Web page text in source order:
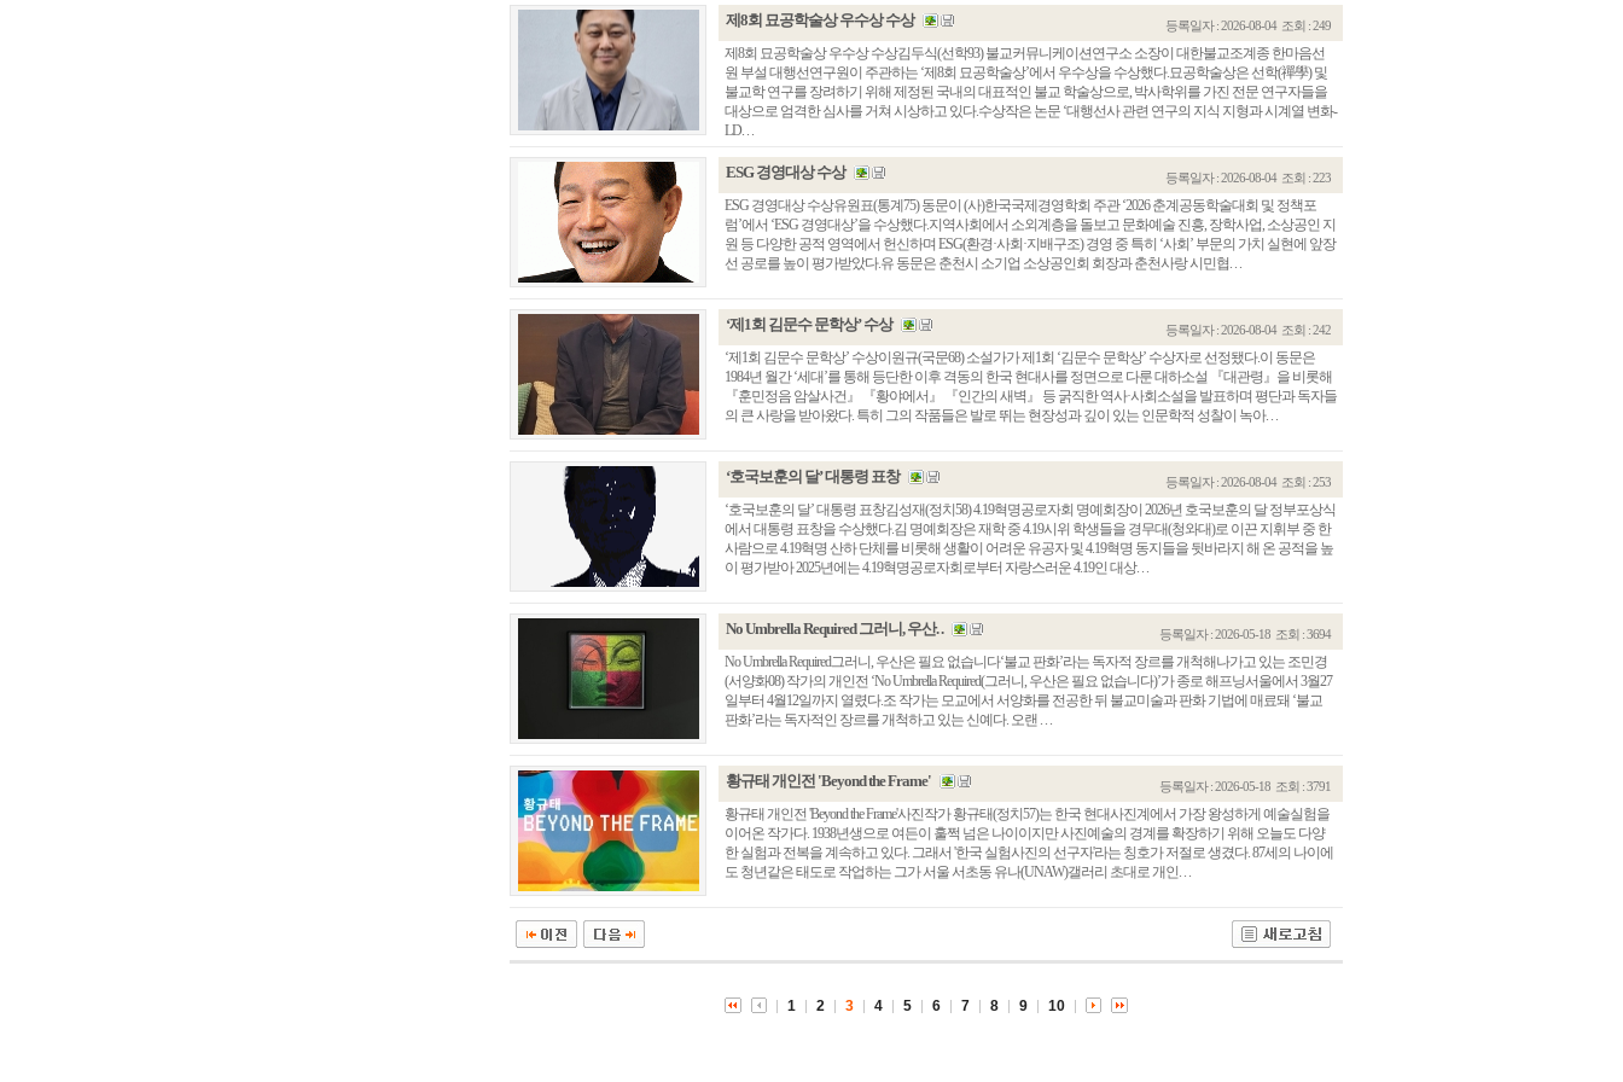
총동창회 소식
모교 소식
동창회보
영상갤러리
동문동정
동국의 창
이달의 시
회관건립기금 기부자
장학발전기금 기부자
공지사항
연락처 수정
동국의료원 혜택
제8회 묘공학술상 우수상 수상 등록일자 : 2026-08-04 조회 : 249
제8회 묘공학술상 우수상 수상김두식(선학93) 불교커뮤니케이션연구소 소장이 대한불교조계종 한마음선
원 부설 대행선연구원이 주관하는 ‘제8회 묘공학술상’에서 우수상을 수상했다.묘공학술상은 선학(禪學) 및
불교학 연구를 장려하기 위해 제정된 국내의 대표적인 불교 학술상으로, 박사학위를 가진 전문 연구자들을
대상으로 엄격한 심사를 거쳐 시상하고 있다.수상작은 논문 ‘대행선사 관련 연구의 지식 지형과 시계열 변화-
LD. . .
ESG 경영대상 수상 등록일자 : 2026-08-04 조회 : 223
ESG 경영대상 수상유원표(통계75) 동문이 (사)한국국제경영학회 주관 ‘2026 춘계공동학술대회 및 정책포
럼’에서 ‘ESG 경영대상’을 수상했다.지역사회에서 소외계층을 돌보고 문화예술 진흥, 장학사업, 소상공인 지
원 등 다양한 공적 영역에서 헌신하며 ESG(환경·사회·지배구조) 경영 중 특히 ‘사회’ 부문의 가치 실현에 앞장
선 공로를 높이 평가받았다.유 동문은 춘천시 소기업 소상공인회 회장과 춘천사랑 시민협. . .
‘제1회 김문수 문학상’ 수상 등록일자 : 2026-08-04 조회 : 242
‘제1회 김문수 문학상’ 수상이원규(국문68) 소설가가 제1회 ‘김문수 문학상’ 수상자로 선정됐다.이 동문은
1984년 월간 ‘세대’를 통해 등단한 이후 격동의 한국 현대사를 정면으로 다룬 대하소설 『대관령』을 비롯해
『훈민정음 암살사건』 『황야에서』 『인간의 새벽』 등 굵직한 역사·사회소설을 발표하며 평단과 독자들
의 큰 사랑을 받아왔다. 특히 그의 작품들은 발로 뛰는 현장성과 깊이 있는 인문학적 성찰이 녹아. . .
‘호국보훈의 달’ 대통령 표창 등록일자 : 2026-08-04 조회 : 253
‘호국보훈의 달’ 대통령 표창김성재(정치58) 4.19혁명공로자회 명예회장이 2026년 호국보훈의 달 정부포상식
에서 대통령 표창을 수상했다.김 명예회장은 재학 중 4.19시위 학생들을 경무대(청와대)로 이끈 지휘부 중 한
사람으로 4.19혁명 산하 단체를 비롯해 생활이 어려운 유공자 및 4.19혁명 동지들을 뒷바라지 해 온 공적을 높
이 평가받아 2025년에는 4.19혁명공로자회로부터 자랑스러운 4.19인 대상. . .
No Umbrella Required 그러니, 우산. . 등록일자 : 2026-05-18 조회 : 3694
No Umbrella Required그러니, 우산은 필요 없습니다‘불교 판화’라는 독자적 장르를 개척해나가고 있는 조민경
(서양화08) 작가의 개인전 ‘No Umbrella Required(그러니, 우산은 필요 없습니다)’가 종로 해프닝서울에서 3월27
일부터 4월12일까지 열렸다.조 작가는 모교에서 서양화를 전공한 뒤 불교미술과 판화 기법에 매료돼 ‘불교
판화’라는 독자적인 장르를 개척하고 있는 신예다. 오랜 . . .
황규태 개인전 'Beyond the Frame' 등록일자 : 2026-05-18 조회 : 3791
황규태 개인전 'Beyond the Frame'사진작가 황규태(정치57)는 한국 현대사진계에서 가장 왕성하게 예술실험을
이어온 작가다. 1938년생으로 여든이 훌쩍 넘은 나이이지만 사진예술의 경계를 확장하기 위해 오늘도 다양
한 실험과 전복을 계속하고 있다. 그래서 '한국 실험사진의 선구자'라는 칭호가 저절로 생겼다. 87세의 나이에
도 청년같은 태도로 작업하는 그가 서울 서초동 유나(UNAW)갤러리 초대로 개인. . .
1 2 3 4 5 6 7 8 9 10